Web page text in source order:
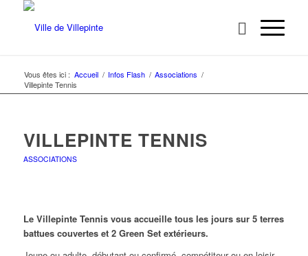
Vous êtes ici : Accueil / Infos Flash / Associations /
Villepinte Tennis
VILLEPINTE TENNIS
ASSOCIATIONS
Le Villepinte Tennis vous accueille tous les jours sur 5 terres
battues couvertes et 2 Green Set extérieurs.